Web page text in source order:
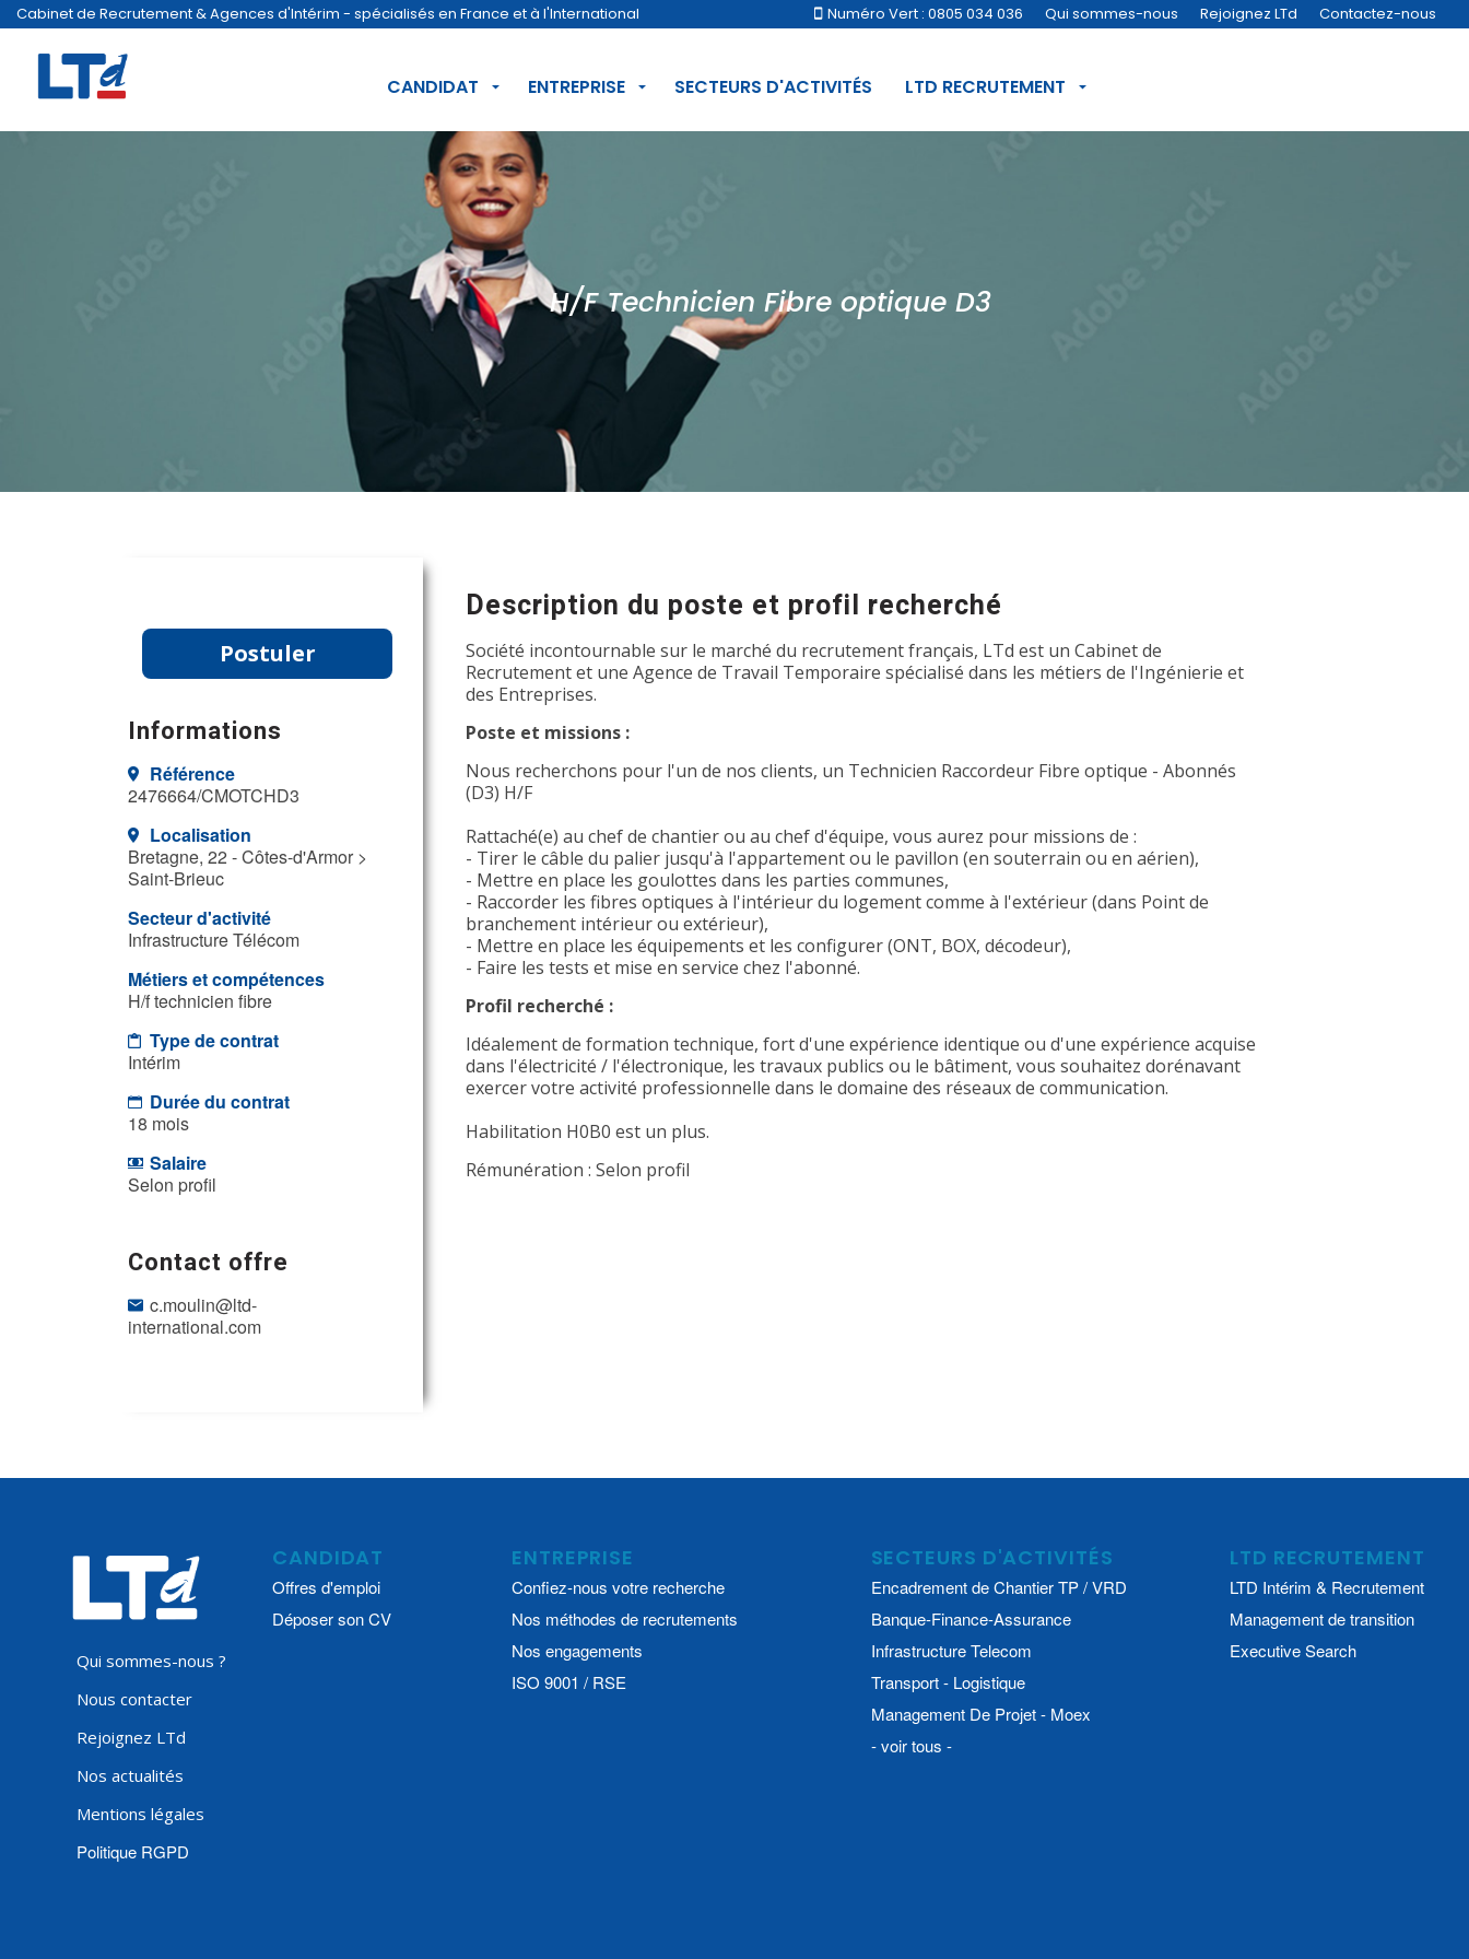
Cabinet de Recrutement & Agences d'Intérim - spécialisés en France et à l'International Numéro Vert : 0805 034 036 Qui sommes-nous Rejoignez LTd Contactez-nous
CANDIDAT ENTREPRISE SECTEURS D'ACTIVITÉS LTD RECRUTEMENT
H/F Technicien Fibre optique D3
Postuler
Informations
Référence
2476664/CMOTCHD3
Localisation
Bretagne, 22 - Côtes-d'Armor >
Saint-Brieuc
Secteur d'activité
Infrastructure Télécom
Métiers et compétences
H/f technicien fibre
Type de contrat
Intérim
Durée du contrat
18 mois
Salaire
Selon profil
Contact offre
c.moulin@ltd-
international.com
Description du poste et profil recherché
Société incontournable sur le marché du recrutement français, LTd est un Cabinet de
Recrutement et une Agence de Travail Temporaire spécialisé dans les métiers de l'Ingénierie et
des Entreprises.
Poste et missions :
Nous recherchons pour l'un de nos clients, un Technicien Raccordeur Fibre optique - Abonnés
(D3) H/F
Rattaché(e) au chef de chantier ou au chef d'équipe, vous aurez pour missions de :
- Tirer le câble du palier jusqu'à l'appartement ou le pavillon (en souterrain ou en aérien),
- Mettre en place les goulottes dans les parties communes,
- Raccorder les fibres optiques à l'intérieur du logement comme à l'extérieur (dans Point de
branchement intérieur ou extérieur),
- Mettre en place les équipements et les configurer (ONT, BOX, décodeur),
- Faire les tests et mise en service chez l'abonné.
Profil recherché :
Idéalement de formation technique, fort d'une expérience identique ou d'une expérience acquise
dans l'électricité / l'électronique, les travaux publics ou le bâtiment, vous souhaitez dorénavant
exercer votre activité professionnelle dans le domaine des réseaux de communication.
Habilitation H0B0 est un plus.
Rémunération : Selon profil
Qui sommes-nous ?
Nous contacter
Rejoignez LTd
Nos actualités
Mentions légales
Politique RGPD
CANDIDAT
Offres d'emploi
Déposer son CV
ENTREPRISE
Confiez-nous votre recherche
Nos méthodes de recrutements
Nos engagements
ISO 9001 / RSE
SECTEURS D'ACTIVITÉS
Encadrement de Chantier TP / VRD
Banque-Finance-Assurance
Infrastructure Telecom
Transport - Logistique
Management De Projet - Moex
- voir tous -
LTD RECRUTEMENT
LTD Intérim & Recrutement
Management de transition
Executive Search